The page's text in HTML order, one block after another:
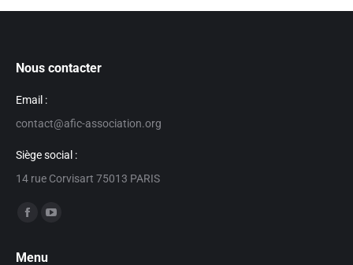
Nous contacter
Email :
contact@afic-association.org
Siège social :
14 rue Corvisart 75013 PARIS
Trouvez nous sur :
Facebook
opens
Menu